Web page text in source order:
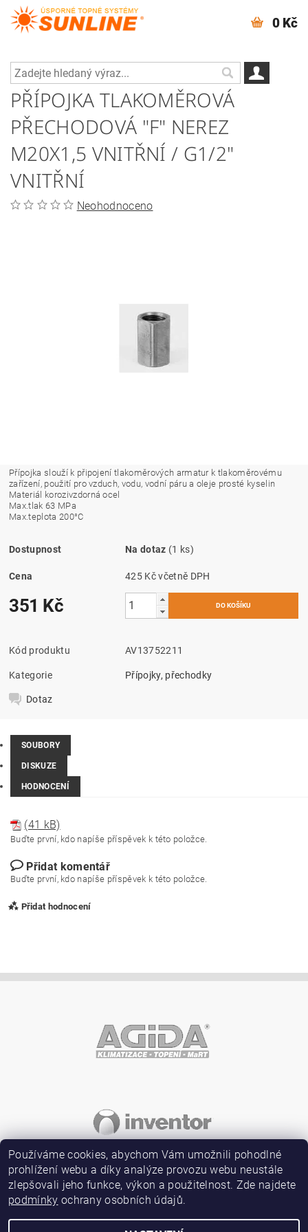
0 Kč
PŘÍPOJKA TLAKOMĚROVÁ
PŘECHODOVÁ "F" NEREZ
M20X1,5 VNITŘNÍ / G1/2"
VNITŘNÍ
Neohodnoceno
Přípojka slouží k připojení tlakoměrových armatur k tlakoměrovému
zařízení, použití pro vzduch, vodu, vodní páru a oleje prosté kyselin
Materiál korozivzdorná ocel
Max.tlak 63 MPa
Max.teplota 200°C
Dostupnost Na dotaz (1 ks)
Cena 425 Kč včetně DPH
351 Kč
Kód produktu AV13752211
Kategorie Přípojky, přechodky
Dotaz
SOUBORY
DISKUZE
HODNOCENÍ
(41 kB)
Buďte první, kdo napíše příspěvek k této položce.
Přidat komentář
Buďte první, kdo napíše příspěvek k této položce.
Přidat hodnocení
Vložením hodnocení souhlasíte spodmínkami ochrany
Používáme cookies, abychom Vám umožnili pohodlné
prohlížení webu a díky analýze provozu webu neustále
zlepšovali jeho funkce, výkon a použitelnost. Zde najdete
podmínky ochrany osobních údajů.